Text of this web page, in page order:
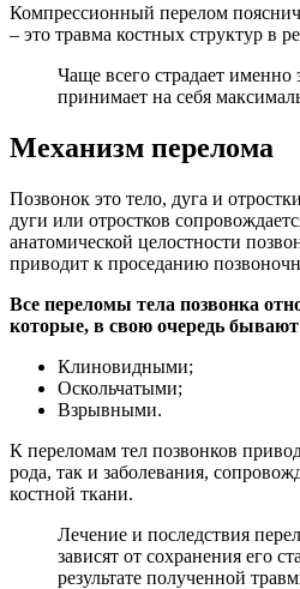
Компрессионный перелом
– это травма костных структур в
Чаще всего страдает именно
принимает на себя
Механизм перелома
Позвонок это тело, дуга и
дуги или отростков
анатомической целостности
приводит к проседанию
Все переломы тела позвонка
которые, в свою очередь
Клиновидными;
Оскольчатыми;
Взрывными.
К переломам тел позвонков
рода, так и заболевания,
костной ткани.
Лечение и последствия
зависят от сохранения его
результате полученной